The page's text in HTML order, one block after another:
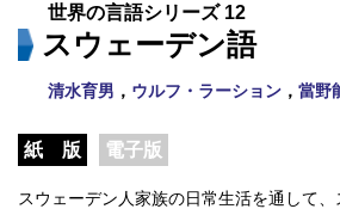
世界の言語シリーズ 12
スウェーデン語
清水育男 ， ウルフ・ラーション ， 當野
紙 版 電子版
スウェーデン人家族の日常生活を通して